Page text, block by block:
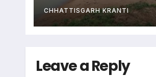
CHHATTISGARH KRANTI
Leave a Reply